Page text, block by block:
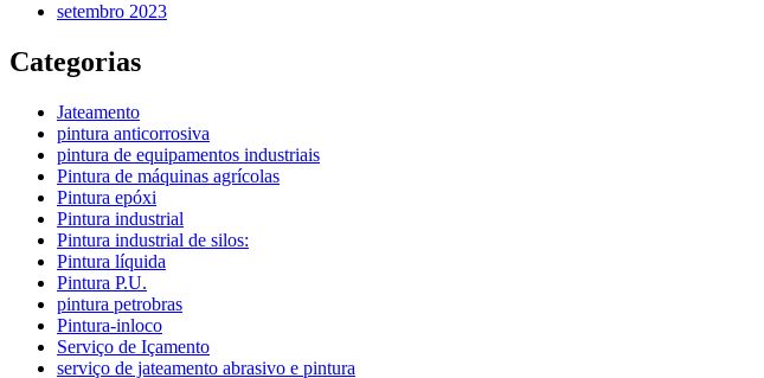
setembro 2023
Categorias
Jateamento
pintura anticorrosiva
pintura de equipamentos industriais
Pintura de máquinas agrícolas
Pintura epóxi
Pintura industrial
Pintura industrial de silos:
Pintura líquida
Pintura P.U.
pintura petrobras
Pintura-inloco
Serviço de Içamento
serviço de jateamento abrasivo e pintura